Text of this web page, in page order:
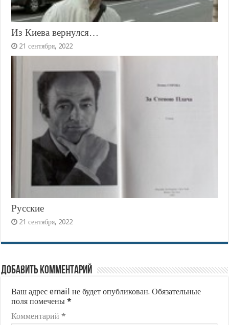
Из Киева вернулся…
21 сентября, 2022
Русские
21 сентября, 2022
Добавить комментарий
Ваш адрес email не будет опубликован. Обязательные
поля помечены*
Комментарий*